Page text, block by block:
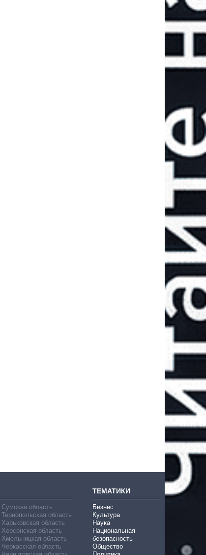
Сумская область
Тернопольская область
Харьковская область
Херсонская область
Хмельницкая область
Черкасская область
ТЕМАТИКИ
Бизнес
Культура
Наука
Национальная
безопасность
Общество